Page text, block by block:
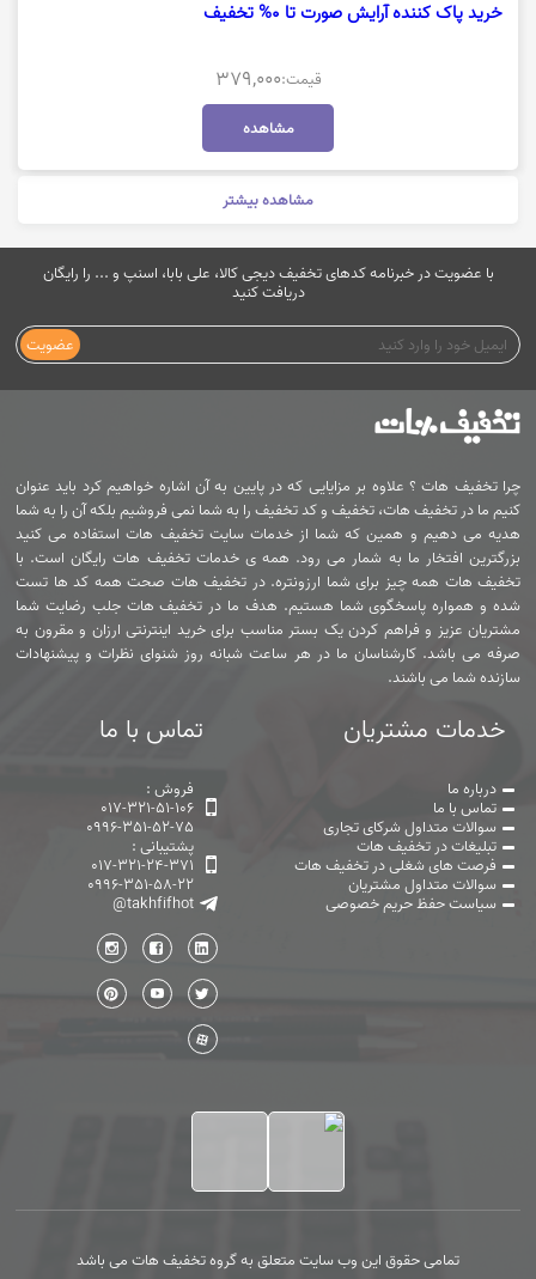
خرید پاک کننده آرایش صورت تا 0% تخفیف
قیمت:379,000
مشاهده
مشاهده بیشتر
با عضویت در خبرنامه کدهای تخفیف دیجی کالا، علی بابا، اسنپ و ... را رایگان
دریافت کنید
عضویت
چرا تخفیف هات ؟ علاوه بر مزایایی که در پایین به آن اشاره خواهیم کرد باید عنوان
کنیم ما در تخفیف هات، تخفیف و کد تخفیف را به شما نمی فروشیم بلکه آن را به شما
هدیه می دهیم و همین که شما از خدمات سایت تخفیف هات استفاده می کنید
بزرگترین افتخار ما به شمار می رود. همه ی خدمات تخفیف هات رایگان است. با
تخفیف هات همه چیز برای شما ارزونتره. در تخفیف هات صحت همه کد ها تست
شده و همواره پاسخگوی شما هستیم. هدف ما در تخفیف هات جلب رضایت شما
مشتریان عزیز و فراهم کردن یک بستر مناسب برای خرید اینترنتی ارزان و مقرون به
صرفه می باشد. کارشناسان ما در هر ساعت شبانه روز شنوای نظرات و پیشنهادات
سازنده شما می باشند.
خدمات مشتریان
درباره ما
تماس با ما
سوالات متداول شرکای تجاری
تبلیغات در تخفیف هات
فرصت های شغلی در تخفیف هات
سوالات متداول مشتریان
سیاست حفظ حریم خصوصی
تماس با ما
فروش :
017-321-51-106
0996-351-52-75
پشتیبانی :
017-321-24-371
0996-351-58-22
@takhfifhot
تمامی حقوق این وب سایت متعلق به گروه تخفیف هات می باشد